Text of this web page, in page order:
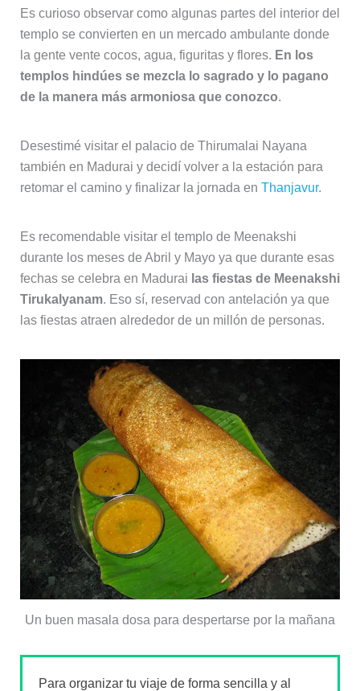
Es curioso observar como algunas partes del interior del
templo se convierten en un mercado ambulante donde
la gente vente cocos, agua, figuritas y flores. En los
templos hindúes se mezcla lo sagrado y lo pagano
de la manera más armoniosa que conozco.
Desestimé visitar el palacio de Thirumalai Nayana
también en Madurai y decidí volver a la estación para
retomar el camino y finalizar la jornada en Thanjavur.
Es recomendable visitar el templo de Meenakshi
durante los meses de Abril y Mayo ya que durante esas
fechas se celebra en Madurai las fiestas de Meenakshi
Tirukalyanam. Eso sí, reservad con antelación ya que
las fiestas atraen alrededor de un millón de personas.
Un buen masala dosa para despertarse por la mañana
Para organizar tu viaje de forma sencilla y al